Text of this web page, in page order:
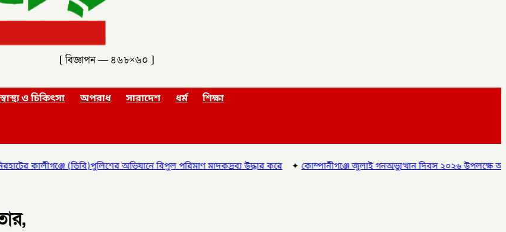
[ বিজ্ঞাপন — ৪৬৮×৬০ ]
স্বাস্থ্য ও চিকিৎসা অপরাধ সারাদেশ ধর্ম শিক্ষা
বিপুল পরিমাণ মাদকদ্রব্য উদ্ধার করে✦কোম্পানীগঞ্জে জুলাই গনঅভ্যুত্থান দিবস ২০২৬ উপলক্ষে আলোচনা সভা ও বিশেষ মোনাজাত,